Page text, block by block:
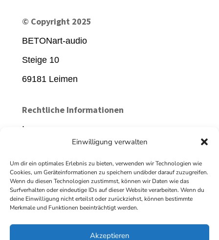
Einwilligung verwalten
Um dir ein optimales Erlebnis zu bieten, verwenden wir Technologien wie
Cookies, um Geräteinformationen zu speichern und/oder darauf zuzugreifen.
Wenn du diesen Technologien zustimmst, können wir Daten wie das
Surfverhalten oder eindeutige IDs auf dieser Website verarbeiten. Wenn du
deine Einwilligung nicht erteilst oder zurückziehst, können bestimmte
Merkmale und Funktionen beeinträchtigt werden.
Akzeptieren
© Copyright 2025
BETONart-audio
Steige 10
69181 Leimen
Rechtliche Informationen
Impressum
AGB
FOLLOW US